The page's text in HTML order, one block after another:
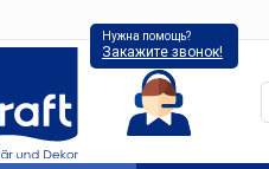
Нужна помощь?
Закажите звонок!